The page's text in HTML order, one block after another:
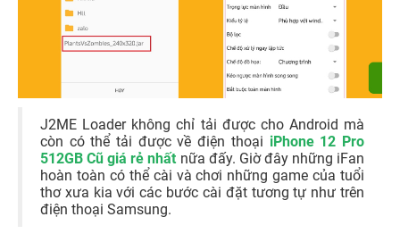
J2ME Loader không chỉ tải được cho Android mà
còn có thể tải được về điện thoại iPhone 12 Pro
512GB Cũ giá rẻ nhất nữa đấy. Giờ đây những iFan
hoàn toàn có thể cài và chơi những game của tuổi
thơ xưa kia với các bước cài đặt tương tự như trên
điện thoại Samsung.